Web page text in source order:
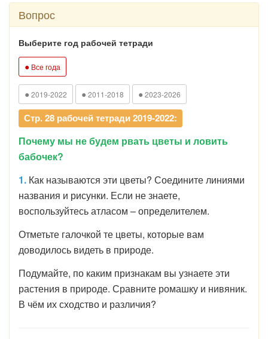
Вопрос
Выберите год рабочей тетради
● Все года
● 2019-2022 ● 2011-2018 ● 2023-2026
Стр. 28 рабочей тетради 2019-2022:
Почему мы не будем рвать цветы и ловить
бабочек?
1. Как называются эти цветы? Соедините линиями
названия и рисунки. Если не знаете,
воспользуйтесь атласом – определителем.
Отметьте галочкой те цветы, которые вам
доводилось видеть в природе.
Подумайте, по каким признакам вы узнаете эти
растения в природе. Сравните ромашку и нивяник.
В чём их сходство и различия?